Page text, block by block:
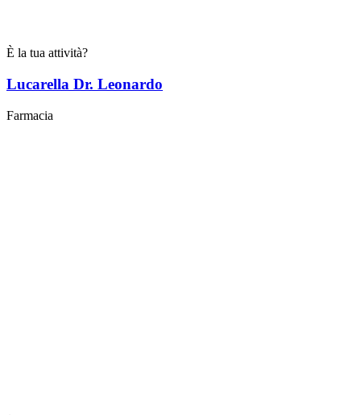
È la tua attività?
Lucarella Dr. Leonardo
Farmacia